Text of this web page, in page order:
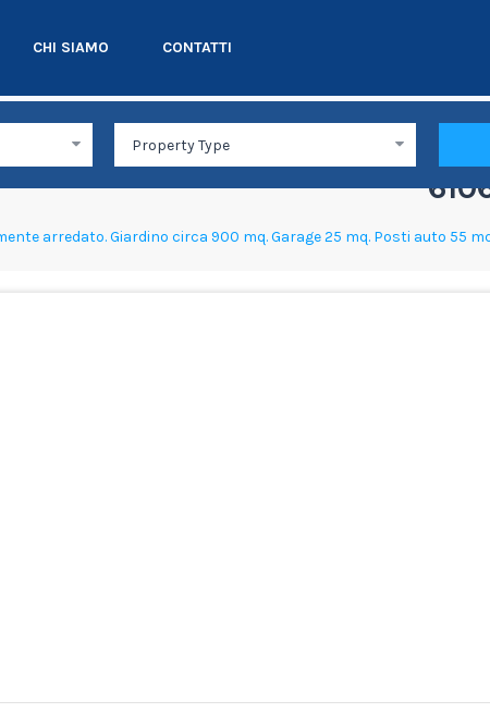
CHI SIAMO CONTATTI
arredato. Giardino circa 900 mq. Garage 25 mq. Posti auto 55